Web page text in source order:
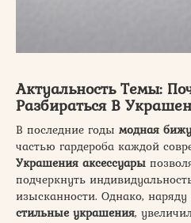
Актуальность Темы:
Разбираться В
В последние годы модная
частью гардероба каждой
Украшения аксессуары
подчеркнуть
изысканности. Однако,
стильные украшения,